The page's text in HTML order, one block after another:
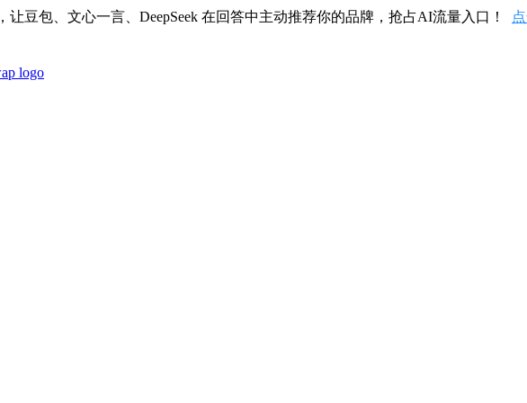
让豆包、文心一言、DeepSeek 在回答中主动推荐你的品牌，抢占AI流量入口！